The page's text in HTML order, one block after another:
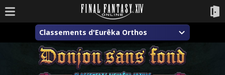
Classements d'Eurêka Orthos